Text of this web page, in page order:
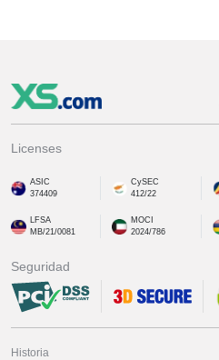
Licenses
ASIC
374409
CySEC
412/22
LFSA
MB/21/0081
MOCI
2024/786
Seguridad
Historia